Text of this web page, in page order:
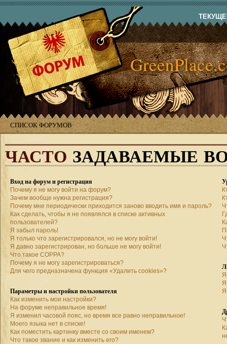
СПИСОК ФОРУМОВ
ЧАСТО ЗАДАВАЕМЫЕ
Вход на форум и регистрация
Почему я не могу войти на форум?
Зачем вообще нужна регистрация?
Почему мне периодически приходится заново вводить имя и пароль?
Как сделать, чтобы я не появлялся в списке активных
пользователей?
Я забыл пароль!
Я только что зарегистрировался, но не могу войти!
Я давно зарегистрирован, но больше не могу войти!
Что такое COPPA?
Почему я не могу зарегистрироваться?
Для чего предназначена функция «Удалить cookies»?
Параметры и настройки пользователя
Как изменить мои настройки?
На форуме неправильное время!
Я изменил часовой пояс, но время все равно неправильное!
Моего языка нет в списке!
Как поместить картинку вместе со своим именем?
Что такое звание и как изменить его?
Я
Я
Я